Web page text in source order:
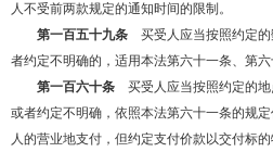
人不受前两款规定的通知时间的限制。
第一百五十九条 买受人应当按照约定
者约定不明确的，适用本法第六十一条、第六
第一百六十条 买受人应当按照约定的
或者约定不明确，依照本法第六十一条的规
人的营业地支付，但约定支付价款以交付标